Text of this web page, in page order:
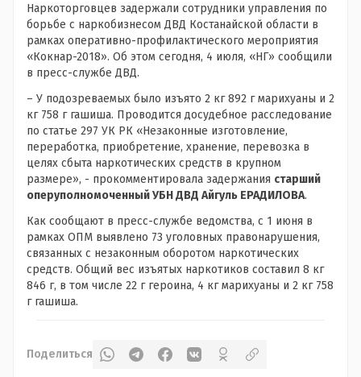
Наркоторговцев задержали сотрудники управления по
борьбе с наркобизнесом ДВД Костанайской области в
рамках оперативно-профилактического мероприятия
«Кокнар-2018». Об этом сегодня, 4 июля, «НГ» сообщили
в пресс-службе ДВД.
– У подозреваемых было изъято 2 кг 892 г марихуаны и 2
кг 758 г гашиша. Проводится досудебное расследование
по статье 297 УК РК «Незаконные изготовление,
переработка, приобретение, хранение, перевозка в
целях сбыта наркотических средств в крупном
размере», - прокомментировала задержания старший
оперуполномоченный УБН ДВД Айгуль ЕРАДИЛОВА.
Как сообщают в пресс-службе ведомства, с 1 июня в
рамках ОПМ выявлено 73 уголовных правонарушения,
связанных с незаконным оборотом наркотических
средств. Общий вес изъятых наркотиков составил 8 кг
846 г, в том числе 22 г героина, 4 кг марихуаны и 2 кг 758
г гашиша.
Поделиться